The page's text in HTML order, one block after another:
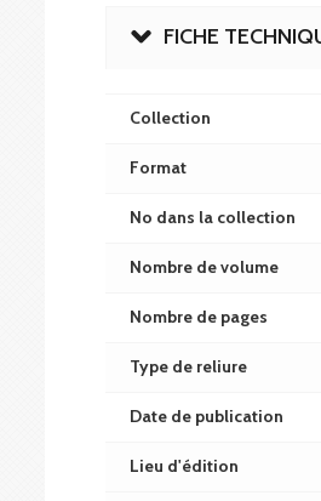
FICHE
Collection
Format
No dans la collection
Nombre de volume
Nombre de pages
Type de reliure
Date de publication
Lieu d'édition